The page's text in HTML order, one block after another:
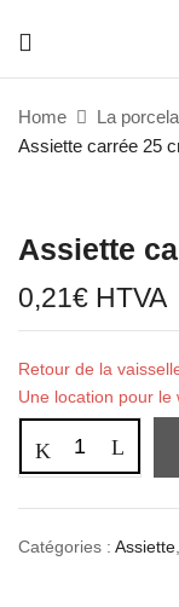
Home La
Assiette carrée 25
Assiette
0,21€ HTVA
Retour de la
Une location pour le
Catégories : Assiette